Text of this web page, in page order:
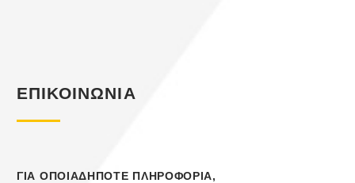
ΕΠΙΚΟΙΝΩΝΙΑ
ΓΙΑ ΟΠΟΙΑΔΗΠΟΤΕ ΠΛΗΡΟΦΟΡΙΑ,